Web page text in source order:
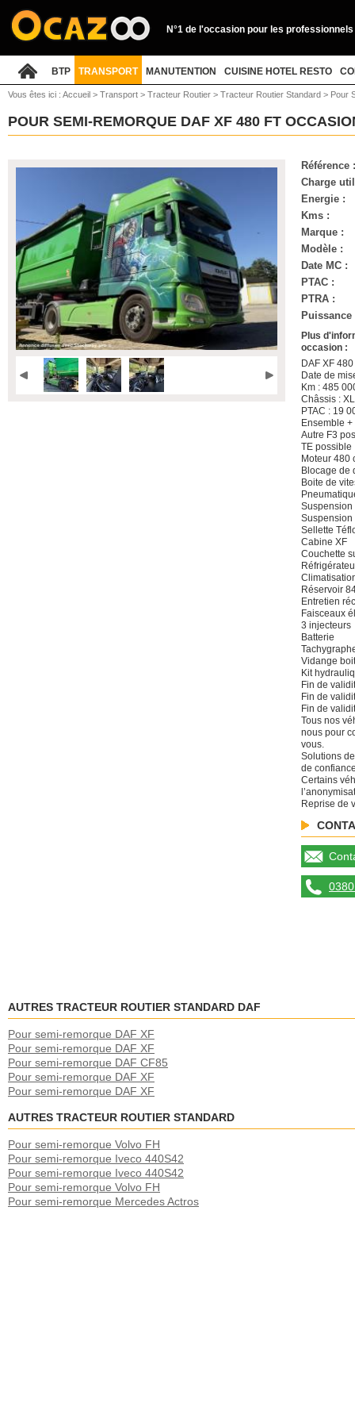
N°1 de l'occasion pour les professionnels
BTP TRANSPORT MANUTENTION CUISINE HOTEL RESTO
Vous êtes ici : Accueil > Transport > Tracteur Routier > Tracteur Routier Standard > Pour
POUR SEMI-REMORQUE DAF XF 480 FT
Référence :
Charge
Energie :
Kms :
Marque :
Modèle :
Date MC :
PTAC :
PTRA :
Puissance
Plus
occasion :
DAF XF
Date de
Km : 485
Châssis :
PTAC : 19
Ensemble
Autre F3
TE possible
Moteur 480
Blocage de
Boite de
Suspension
Suspension
Sellette
Cabine XF
Couchette
Réservoir
Entretien
Faisceaux
3 injecteurs
Batterie
Vidange
Kit
Fin de
Fin de
Fin de
Tous nos
nous pour
vous.
Solutions
de
Certains
Reprise de
AUTRES TRACTEUR ROUTIER STANDARD DAF
Pour semi-remorque DAF XF
Pour semi-remorque DAF XF
Pour semi-remorque DAF CF85
Pour semi-remorque DAF XF
Pour semi-remorque DAF XF
AUTRES TRACTEUR ROUTIER STANDARD
Pour semi-remorque Volvo FH
Pour semi-remorque Iveco 440S42
Pour semi-remorque Iveco 440S42
Pour semi-remorque Volvo FH
Pour semi-remorque Mercedes Actros